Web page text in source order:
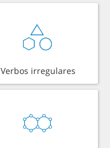
Verbos irregulares